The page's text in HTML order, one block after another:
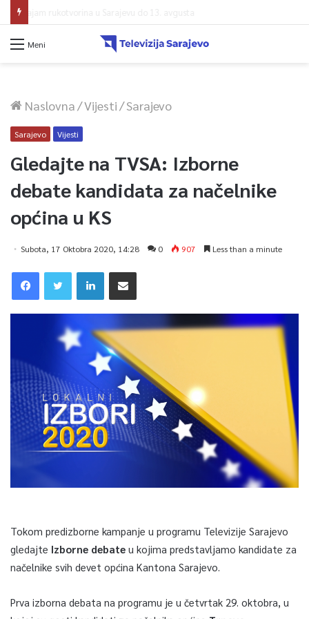
Meni
Naslovna/Vijesti/Sarajevo
Sarajevo Vijesti
Gledajte na TVSA: Izborne
debate kandidata za načelnike
općina u KS
Subota, 17 Oktobra 2020, 14:28 0 907 Less than a minute
Tokom predizborne kampanje u programu Televizije Sarajevo
gledajte Izborne debate u kojima predstavljamo kandidate za
načelnike svih devet općina Kantona Sarajevo.
Prva izborna debata na programu je u četvrtak 29. oktobra, u